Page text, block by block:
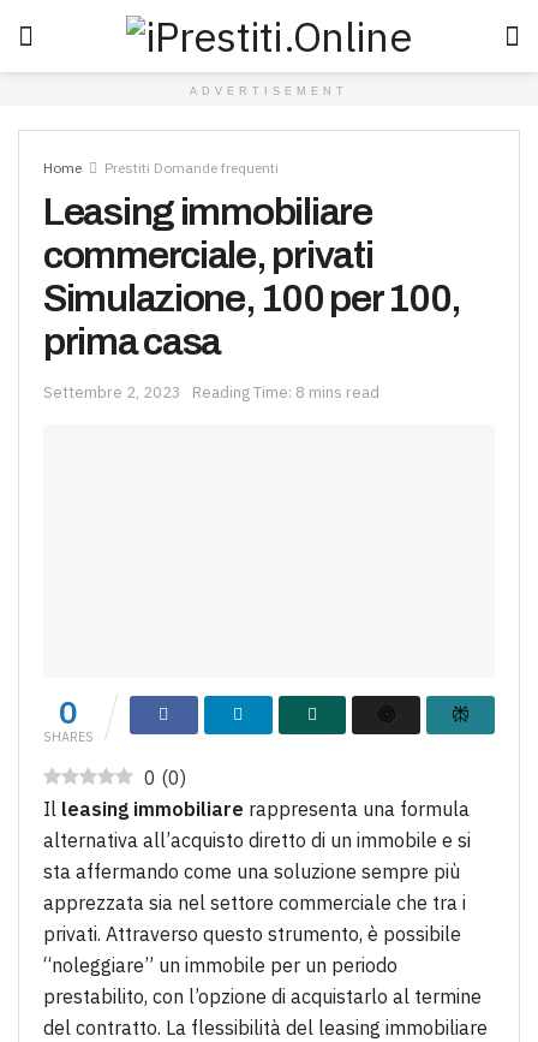
ADVERTISEMENT
Home Prestiti Domande frequenti
Leasing immobiliare
commerciale, privati
Simulazione, 100 per 100,
prima casa
Settembre 2, 2023 Reading Time: 8 mins read
0
SHARES
0 (0)
Il leasing immobiliare rappresenta una formula
alternativa all’acquisto diretto di un immobile e si
sta affermando come una soluzione sempre più
apprezzata sia nel settore commerciale che tra i
privati. Attraverso questo strumento, è possibile
“noleggiare” un immobile per un periodo
prestabilito, con l’opzione di acquistarlo al termine
del contratto. La flessibilità del leasing immobiliare